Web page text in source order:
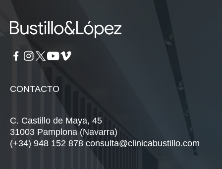
CONTACTO
C. Castillo de Maya, 45
31003 Pamplona (Navarra)
(+34) 948 152 878 consulta@clinicabustillo.com